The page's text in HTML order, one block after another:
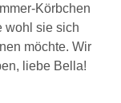
Körbchen
wohl sie sich
möchte. Wir
liebe Bella!